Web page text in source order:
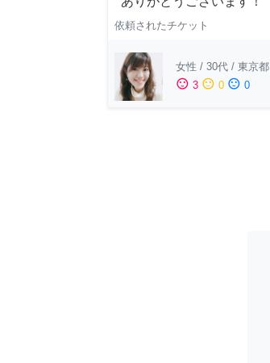
依頼されたチケット
女性 / 30代 / 東京都
sentiment_satisfied 3 sentiment_neutral 0 sentiment_dissatisfied 0